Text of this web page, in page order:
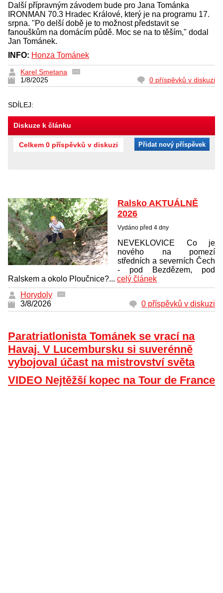
Další přípravným závodem bude pro Jana Tománka
IRONMAN 70.3 Hradec Králové, který je na programu 17.
srpna. "Po delší době je to možnost představit se
fanouškům na domácím půdě. Moc se na to těším," dodal
Jan Tománek.
INFO: Honza Tománek
Karel Smetana
1/8/2025
0 příspěvků v diskuzi
SDÍLEJ:
Diskuze k článku
Celkem 0 příspěvků v diskuzi Přidat nový příspěvek
Ralsko AKTUÁLNĚ
2026
Vydáno před 4 dny
NEVEKLOVICE Co je
nového na pomezí
středních a severních Čech
- pod Bezdězem, pod
Ralskem a okolo Ploučnice?... celý článek
Horydoly
3/8/2026
0 příspěvků v diskuzi
Paratriatlonista Tománek se vrací na
Havaj. V Lucembursku si suverénně
vybojoval účast na mistrovství světa
VIDEO Nejtěžší kopec na Tour de France